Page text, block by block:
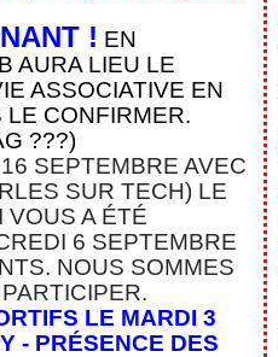
! EN
AURA LIEU LE
ASSOCIATIVE EN
LE CONFIRMER.
???)
SEPTEMBRE AVEC
SUR TECH) LE
VOUS A ÉTÉ
6 SEPTEMBRE
NOUS SOMMES
LE MARDI 3
- PRÉSENCE DES